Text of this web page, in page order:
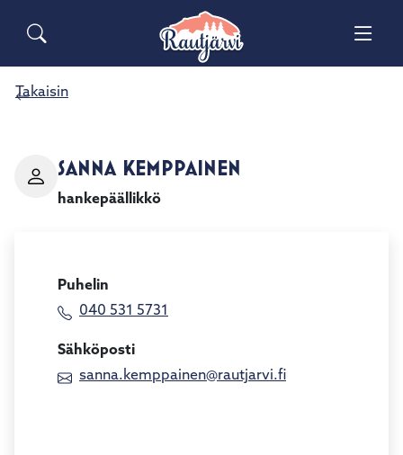
Siirry pääsisältöön Siirry päävalikkoon
Sähköiset lomakkeet
Matkailuinfo
Haku
Takaisin
SANNA KEMPPAINEN
hankepäällikkö
Puhelin
040 531 5731
Sähköposti
sanna.kemppainen@rautjarvi.fi